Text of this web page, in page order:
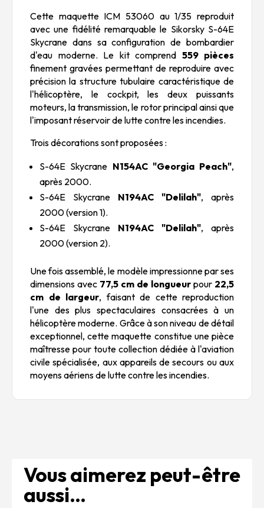
Cette maquette ICM 53060 au 1/35 reproduit
avec une fidélité remarquable le Sikorsky S-64E
Skycrane dans sa configuration de bombardier
d'eau moderne. Le kit comprend 559 pièces
finement gravées permettant de reproduire avec
précision la structure tubulaire caractéristique de
l'hélicoptère, le cockpit, les deux puissants
moteurs, la transmission, le rotor principal ainsi que
l'imposant réservoir de lutte contre les incendies.
Trois décorations sont proposées :
S-64E Skycrane N154AC "Georgia Peach",
après 2000.
S-64E Skycrane N194AC "Delilah", après
2000 (version 1).
S-64E Skycrane N194AC "Delilah", après
2000 (version 2).
Une fois assemblé, le modèle impressionne par ses
dimensions avec 77,5 cm de longueur pour 22,5
cm de largeur, faisant de cette reproduction
l'une des plus spectaculaires consacrées à un
hélicoptère moderne. Grâce à son niveau de détail
exceptionnel, cette maquette constitue une pièce
maîtresse pour toute collection dédiée à l'aviation
civile spécialisée, aux appareils de secours ou aux
moyens aériens de lutte contre les incendies.
Vous aimerez peut-être
aussi…